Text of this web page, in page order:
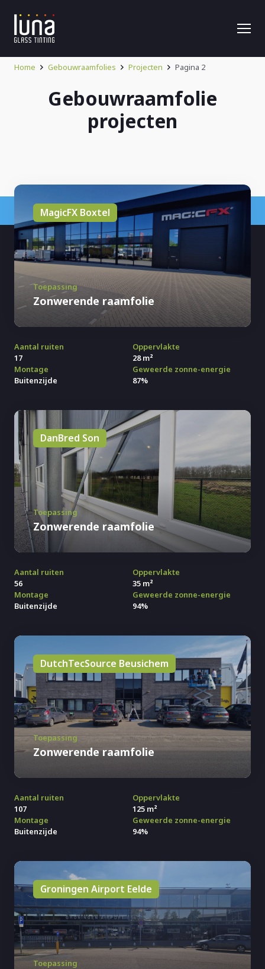
Home Gebouwraamfolies Projecten Pagina 2
Gebouwraamfolie
projecten
MagicFX Boxtel
Toepassing
Zonwerende raamfolie
Aantal ruiten
17
Oppervlakte
28 m²
Montage
Buitenzijde
Geweerde zonne-energie
87%
DanBred Son
Toepassing
Zonwerende raamfolie
Aantal ruiten
56
Oppervlakte
35 m²
Montage
Buitenzijde
Geweerde zonne-energie
94%
DutchTecSource Beusichem
Toepassing
Zonwerende raamfolie
Aantal ruiten
107
Oppervlakte
125 m²
Montage
Buitenzijde
Geweerde zonne-energie
94%
Groningen Airport Eelde
Toepassing